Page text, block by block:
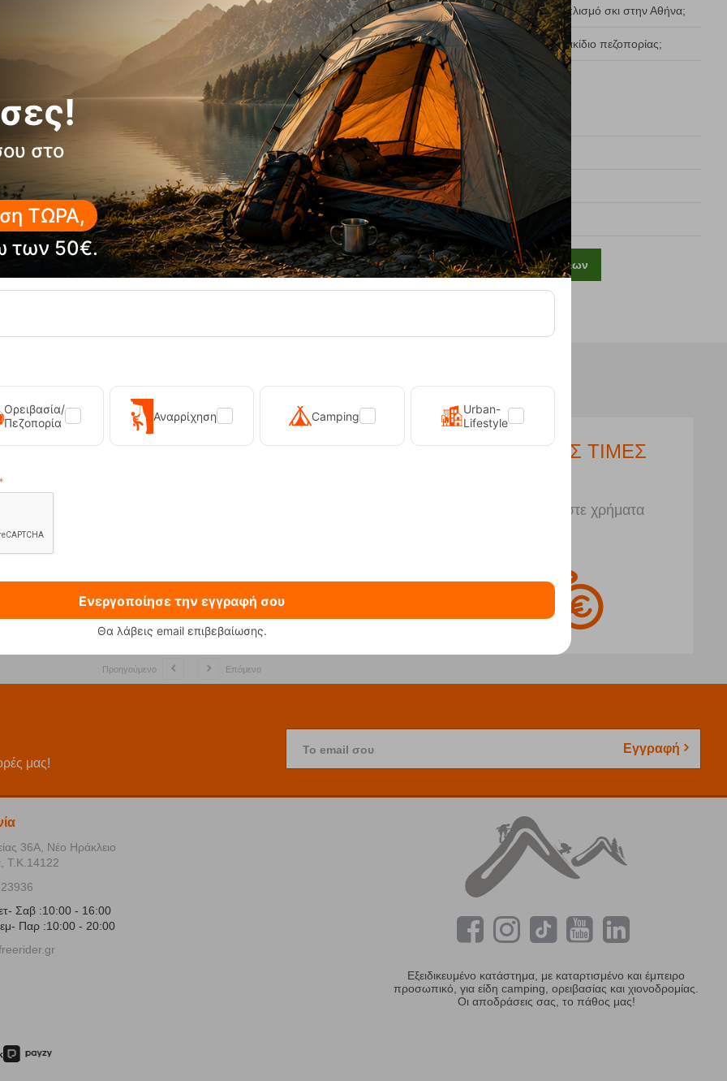
2 Πού μπορώ να νοικιάσω Εξοπλισμό σκι στην Αθήνα;
3 Πώς ρυθμίζεται η πλάτη σε σακίδιο πεζοπορίας;
ΑΡΧΕΙΟ
Φεβρουάριος, 2026
Ιανουάριος, 2026
Αύγουστος, 2025
Προβολή όλων
ΣΤΑΘΜΕΥΣΗΣ ΑΜΕΣΗ ΠΑΡΑΛΑΒΗ ΧΑΜΗΛΕΣ ΤΙΜΕΣ
Εξοικονομήστε χρήματα
Προηγούμενο Επόμενο
μας!
Το email σου Εγγραφή
στο
ΤΩΡΑ,
των 50€.
Ορειβασία/
Πεζοπορία
Αναρρίχηση Camping
Urban-
Lifestyle
Ενεργοποίησε την εγγραφή σου
Θα λάβεις email επιβεβαίωσης.
36Α, Νέο Ηράκλειο
Τ.Κ.14122
Σαβ :10:00 - 16:00
Παρ :10:00 - 20:00
Εξειδικευμένο κατάστημα, με καταρτισμένο και έμπειρο
προσωπικό, για είδη camping, ορειβασίας και χιονοδρομίας.
Οι αποδράσεις σας, το πάθος μας!